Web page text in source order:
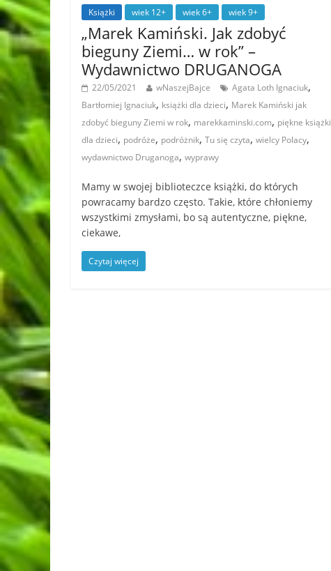
Książki wiek 12+ wiek 6+ wiek 9+
„Marek Kamiński. Jak zdobyć
bieguny Ziemi… w rok” –
Wydawnictwo DRUGANOGA
22/05/2021 wNaszejBajce Agata Loth Ignaciuk,
Bartłomiej Ignaciuk, książki dla dzieci, Marek Kamiński jak
zdobyć bieguny Ziemi w rok, marekkaminski.com, piękne książki
dla dzieci, podróże, podróżnik, Tu się czyta, wielcy Polacy,
wydawnictwo Druganoga, wyprawy
Mamy w swojej biblioteczce książki, do których
powracamy bardzo często. Takie, które chłoniemy
wszystkimi zmysłami, bo są autentyczne, piękne,
ciekawe,
Czytaj więcej